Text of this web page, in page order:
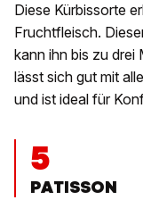
Diese Kürbissorte
Fruchtfleisch.
kann ihn bis zu drei
lässt sich gut mit
und ist ideal für
5
PATISSON